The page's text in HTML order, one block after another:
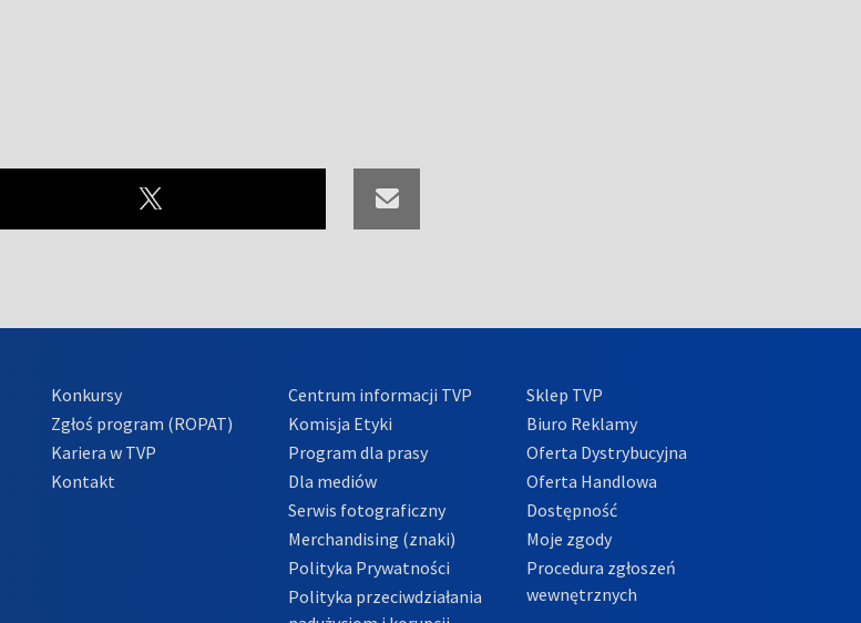
Konkursy
Zgłoś program (ROPAT)
Kariera w TVP
Kontakt
Centrum informacji TVP
Komisja Etyki
Program dla prasy
Dla mediów
Serwis fotograficzny
Merchandising (znaki)
Polityka Prywatności
Polityka przeciwdziałania
Sklep TVP
Biuro Reklamy
Oferta Dystrybucyjna
Oferta Handlowa
Dostępność
Moje zgody
Procedura zgłoszeń
wewnętrznych